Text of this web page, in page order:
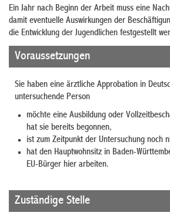
Ein Jahr nach Beginn der Arbeit muss eine
damit eventuelle Auswirkungen der
die Entwicklung der Jugendlichen festgestellt
Voraussetzungen
Sie haben eine ärztliche Approbation in
untersuchende Person
möchte eine Ausbildung oder
hat sie bereits begonnen,
ist zum Zeitpunkt der Untersuchung noch
hat den Hauptwohnsitz in Baden-
EU-Bürger hier arbeiten.
Zuständige Stelle